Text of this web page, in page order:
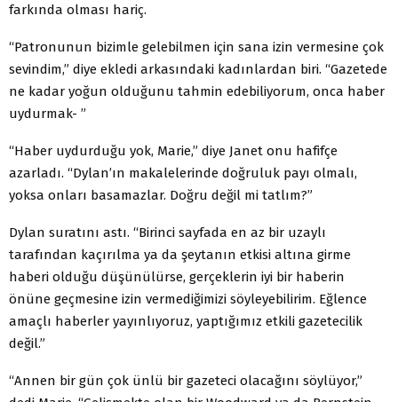
farkında olması hariç.
“Patronunun bizimle gelebilmen için sana izin vermesine çok
sevindim,” diye ekledi arkasındaki kadınlardan biri. “Gazetede
ne kadar yoğun olduğunu tahmin edebiliyorum, onca haber
uydurmak- ”
“Haber uydurduğu yok, Marie,” diye Janet onu hafifçe
azarladı. “Dylan’ın makalelerinde doğruluk payı olmalı,
yoksa onları basamazlar. Doğru değil mi tatlım?”
Dylan suratını astı. “Birinci sayfada en az bir uzaylı
tarafından kaçırılma ya da şeytanın etkisi altına girme
haberi olduğu düşünülürse, gerçeklerin iyi bir haberin
önüne geçmesine izin vermediğimizi söyleyebilirim. Eğlence
amaçlı haberler yayınlıyoruz, yaptığımız etkili gazetecilik
değil.”
“Annen bir gün çok ünlü bir gazeteci olacağını söylüyor,”